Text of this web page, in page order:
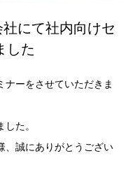
社にて社内向けセ
した
ナーをさせていただきま
た。
、誠にありがとうござい